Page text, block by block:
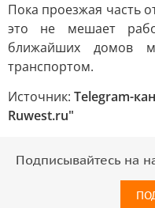
Пока проезжая часть
это не мешает
ближайших домов
транспортом.
Источник: Telegram-
Ruwest.ru"
Подписывайтесь на